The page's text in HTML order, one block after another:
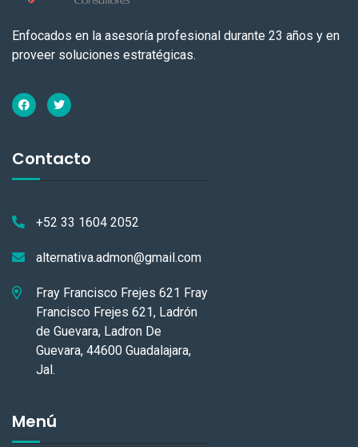
Enfocados en la asesoría profesional durante 23 años y en
proveer soluciones estratégicas.
Contacto
+52 33 1604 2052
alternativa.admon@gmail.com
Fray Francisco Frejes 621 Fray
Francisco Frejes 621, Ladrón
de Guevara, Ladron De
Guevara, 44600 Guadalajara,
Jal.
Menú